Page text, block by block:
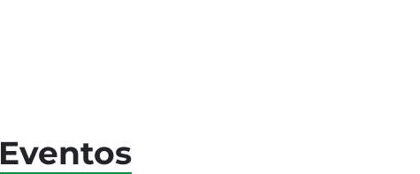
Eventos